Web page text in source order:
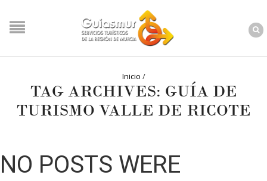
Inicio /
TAG ARCHIVES: GUÍA DE
TURISMO VALLE DE RICOTE
NO POSTS WERE